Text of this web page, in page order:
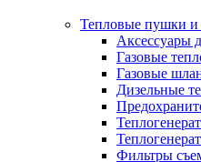
Тепловые пушки и
Аксессуары
Газовые
Газовые
Дизельные
Фильтры